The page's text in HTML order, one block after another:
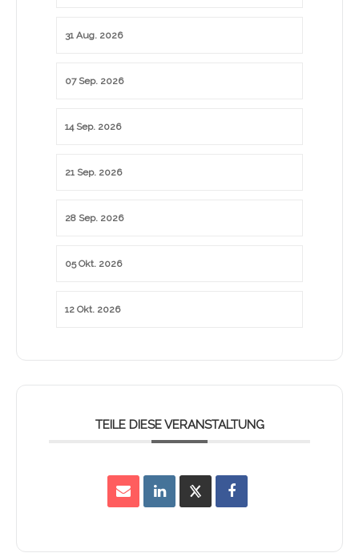
31 Aug. 2026
07 Sep. 2026
14 Sep. 2026
21 Sep. 2026
28 Sep. 2026
05 Okt. 2026
12 Okt. 2026
TEILE DIESE VERANSTALTUNG